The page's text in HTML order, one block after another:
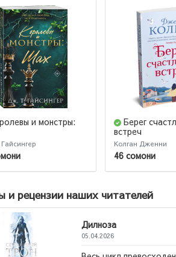
и монстры:
Берег
встреч
Колган Дженни
46 сомони
и рецензии наших читателей